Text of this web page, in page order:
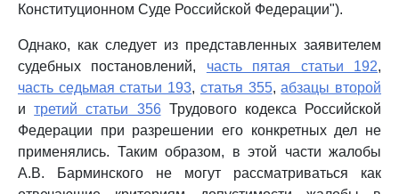
Конституционном Суде Российской Федерации").
Однако, как следует из представленных заявителем
судебных постановлений, часть пятая статьи 192,
часть седьмая статьи 193, статья 355,абзацы второй
итретий статьи 356Трудового кодекса Российской
Федерации при разрешении его конкретных дел не
применялись. Таким образом, в этой части жалобы
А.В. Барминского не могут рассматриваться как